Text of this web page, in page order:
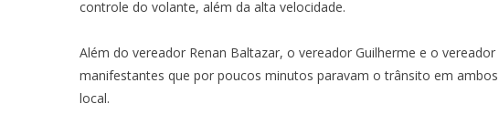
controle do volante, além da alta velocidade.
Além do vereador Renan Baltazar, o vereador Guilherme e o
manifestantes que por poucos minutos paravam o trânsito em
local.